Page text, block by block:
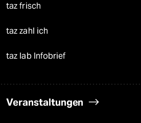
taz frisch
taz zahl ich
taz lab Infobrief
Veranstaltungen